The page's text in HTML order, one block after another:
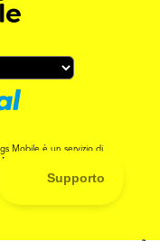
Mobile è un servizio di
MI-2119265